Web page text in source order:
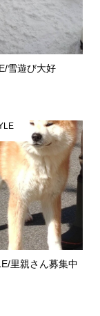
雪遊び大好
里親さん募集中